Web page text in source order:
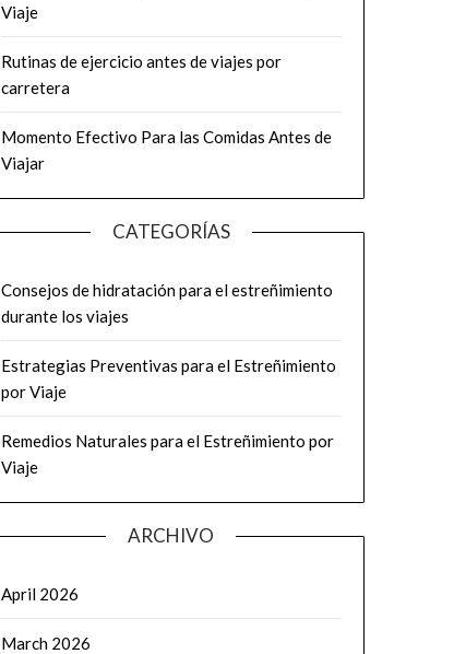
Viaje
Rutinas de ejercicio antes de viajes por
carretera
Momento Efectivo Para las Comidas Antes de
Viajar
CATEGORÍAS
Consejos de hidratación para el estreñimiento
durante los viajes
Estrategias Preventivas para el Estreñimiento
por Viaje
Remedios Naturales para el Estreñimiento por
Viaje
ARCHIVO
April 2026
March 2026